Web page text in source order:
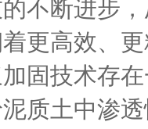
不断进步
更高效、
固技术存
质土中渗